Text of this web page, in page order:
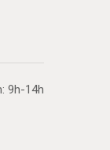
9h-14h